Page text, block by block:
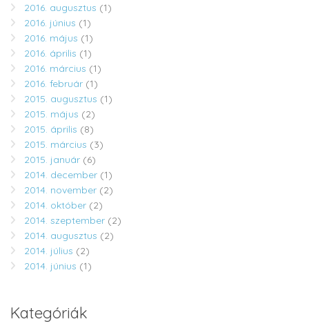
2016. augusztus (1)
2016. június (1)
2016. május (1)
2016. április (1)
2016. március (1)
2016. február (1)
2015. augusztus (1)
2015. május (2)
2015. április (8)
2015. március (3)
2015. január (6)
2014. december (1)
2014. november (2)
2014. október (2)
2014. szeptember (2)
2014. augusztus (2)
2014. július (2)
2014. június (1)
Kategóriák